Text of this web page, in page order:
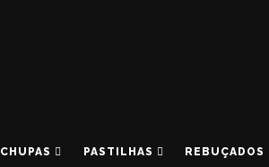
CHUPAS PASTILHAS REBUÇADOS